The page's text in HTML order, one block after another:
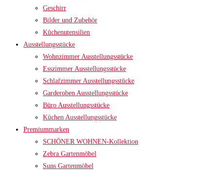
Geschirr
Bilder und Zubehör
Küchenutensilien
Ausstellungsstücke
Wohnzimmer Ausstellungsstücke
Esszimmer Ausstellungsstücke
Schlafzimmer Ausstellungsstücke
Garderoben Ausstellungsstücke
Büro Ausstellungsstücke
Küchen Ausstellungsstücke
Premiummarken
SCHÖNER WOHNEN-Kollektion
Zebra Gartenmöbel
Suns Gartenmöbel